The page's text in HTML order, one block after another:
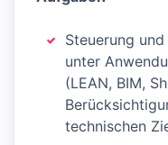
Steuerung
unter
(LEAN, BIM,
technischen